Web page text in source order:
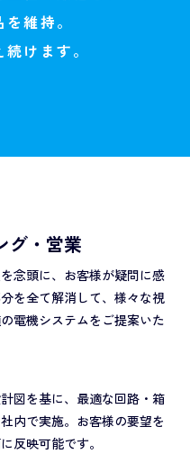
維持。
けます。
グ・営業
念頭に、お客様が疑問に感
を全て解消して、様々な視
電機システムをご提案いた
図を基に、最適な回路・箱
内で実施。お客様の要望を
反映可能です。